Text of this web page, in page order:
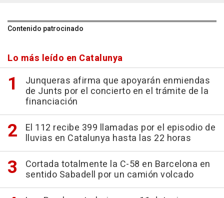
Contenido patrocinado
Lo más leído en Catalunya
Junqueras afirma que apoyarán enmiendas
de Junts por el concierto en el trámite de la
financiación
El 112 recibe 399 llamadas por el episodio de
lluvias en Catalunya hasta las 22 horas
Cortada totalmente la C-58 en Barcelona en
sentido Sabadell por un camión volcado